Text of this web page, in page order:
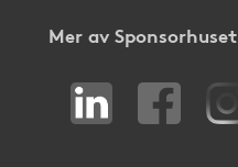
Mer av Sponsorhuset